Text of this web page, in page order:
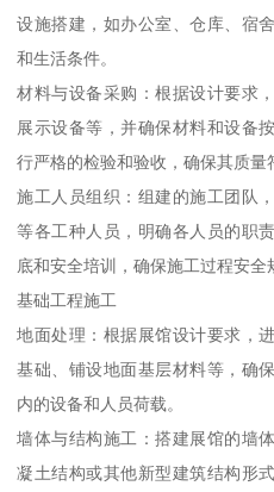
设施搭建，如办公室、仓库、宿
和生活条件。
材料与设备采购：根据设计要求
展示设备等，并确保材料和设备
行严格的检验和验收，确保其质量
施工人员组织：组建的施工团队
等各工种人员，明确各人员的职
底和安全培训，确保施工过程安全
基础工程施工
地面处理：根据展馆设计要求，
基础、铺设地面基层材料等，确
内的设备和人员荷载。
墙体与结构施工：搭建展馆的墙
凝土结构或其他新型建筑结构形